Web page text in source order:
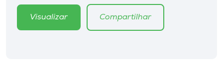
EditoraVisualizar Compartilhar